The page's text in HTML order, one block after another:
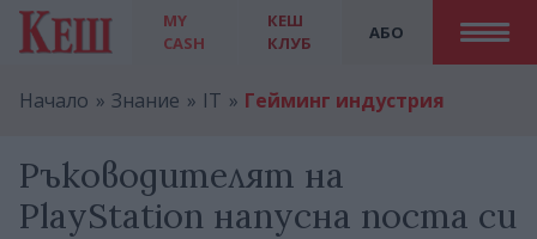
MY
CASH
АБО
КЕШ
КЛУБ
Начало Знание IT Гейминг индустрия
Ръководителят на
PlayStation напусна поста си